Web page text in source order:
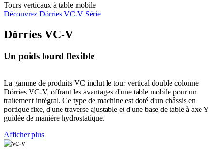
Tours verticaux à table mobile
Découvrez Dörries VC-V Série
Dörries VC-V
Un poids lourd flexible
La gamme de produits VC inclut le tour vertical double colonne
Dörries VC-V, offrant les avantages d'une table mobile pour un
traitement intégral. Ce type de machine est doté d'un châssis en
portique fixe, d'une traverse ajustable et d'une base de table à axe Y
guidée de manière hydrostatique.
Afficher plus